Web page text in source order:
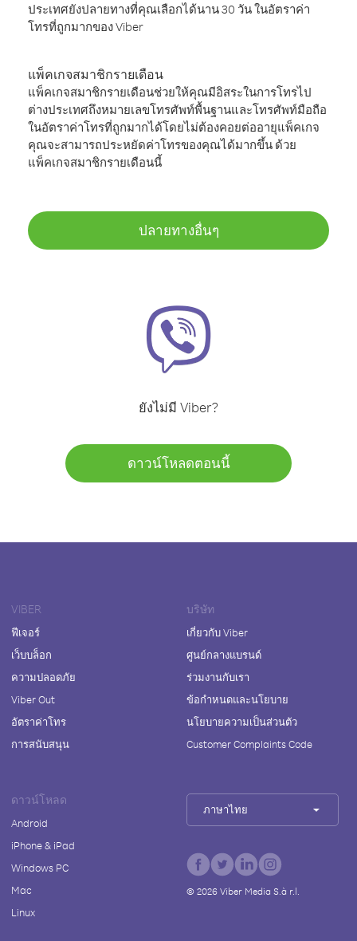
ประเทศยังปลายทางที่คุณเลือกได้นาน 30 วัน ในอัตราค่า
โทรที่ถูกมากของ Viber
แพ็คเกจสมาชิกรายเดือน
แพ็คเกจสมาชิกรายเดือนช่วยให้คุณมีอิสระในการโทรไป
ต่างประเทศถึงหมายเลขโทรศัพท์พื้นฐานและโทรศัพท์มือถือ
ในอัตราค่าโทรที่ถูกมากได้โดยไม่ต้องคอยต่ออายุแพ็คเกจ
คุณจะสามารถประหยัดค่าโทรของคุณได้มากขึ้น ด้วย
แพ็คเกจสมาชิกรายเดือนนี้
ปลายทางอื่นๆ
ยังไม่มี Viber?
ดาวน์โหลดตอนนี้
VIBER
ฟีเจอร์
เว็บบล็อก
ความปลอดภัย
Viber Out
อัตราค่าโทร
การสนับสนุน
บริษัท
เกี่ยวกับ Viber
ศูนย์กลางแบรนด์
ร่วมงานกับเรา
ข้อกำหนดและนโยบาย
นโยบายความเป็นส่วนตัว
Customer Complaints Code
ดาวน์โหลด
Android
iPhone & iPad
Windows PC
Mac
Linux
ภาษาไทย
© 2026Viber Media S.à r.l.